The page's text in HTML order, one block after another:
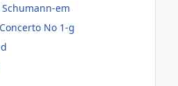
em
No 1-g